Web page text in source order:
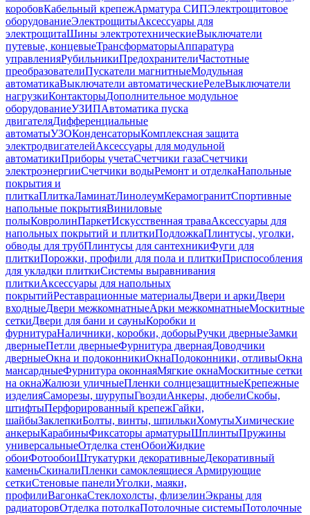
коробовКабельный крепежАрматура СИПЭлектрощитовое
оборудованиеЭлектрощитыАксессуары для
электрощитаШины электротехническиеВыключатели
путевые, концевыеТрансформаторыАппаратура
управленияРубильникиПредохранителиЧастотные
преобразователиПускатели магнитныеМодульная
автоматикаВыключатели автоматическиеРелеВыключатели
нагрузкиКонтакторыДополнительное модульное
оборудованиеУЗИПАвтоматика пуска
двигателяДифференциальные
автоматыУЗОКонденсаторыКомплексная защита
электродвигателейАксессуары для модульной
автоматикиПриборы учетаСчетчики газаСчетчики
электроэнергииСчетчики водыРемонт и отделкаНапольные
покрытия и
плиткаПлиткаЛаминатЛинолеумКерамогранитСпортивные
напольные покрытияВиниловые
полыКовролинПаркетИскусственная траваАксессуары для
напольных покрытий и плиткиПодложкаПлинтусы, уголки,
обводы для трубПлинтусы для сантехникиФуги для
плиткиПорожки, профили для пола и плиткиПриспособления
для укладки плиткиСистемы выравнивания
плиткиАксессуары для напольных
покрытийРеставрационные материалыДвери и аркиДвери
входныеДвери межкомнатныеАрки межкомнатныеМоскитные
сеткиДвери для бани и сауныКоробки и
фурнитураНаличники, коробки, доборыРучки дверныеЗамки
дверныеПетли дверныеФурнитура двернаяДоводчики
дверныеОкна и подоконникиОкнаПодоконники, отливыОкна
мансардныеФурнитура оконнаяМягкие окнаМоскитные сетки
на окнаЖалюзи уличныеПленки солнцезащитныеКрепежные
изделияСаморезы, шурупыГвоздиАнкеры, дюбелиСкобы,
штифтыПерфорированный крепежГайки,
шайбыЗаклепкиБолты, винты, шпилькиХомутыХимические
анкерыКарабиныФиксаторы арматурыШплинтыПружины
универсальныеОтделка стенОбоиЖидкие
обоиФотообоиШтукатурки декоративныеДекоративный
каменьСкиналиПленки самоклеящиеся Армирующие
сеткиСтеновые панелиУголки, маяки,
профилиВагонкаСтеклохолсты, флизелинЭкраны для
радиаторовОтделка потолкаПотолочные системыПотолочные